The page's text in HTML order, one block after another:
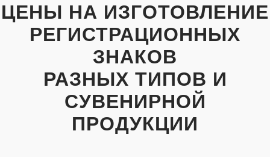
ЦЕНЫ НА ИЗГОТОВЛЕНИЕ
РЕГИСТРАЦИОННЫХ
ЗНАКОВ
РАЗНЫХ ТИПОВ И
СУВЕНИРНОЙ
ПРОДУКЦИИ